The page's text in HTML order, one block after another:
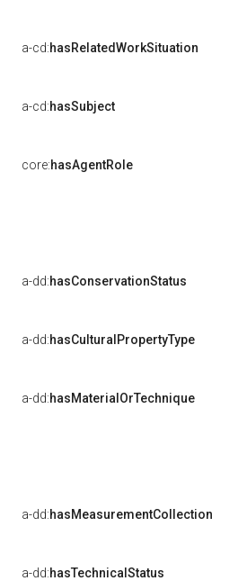
a-cd:hasRelatedWorkSituation
a-cd:hasSubject
core:hasAgentRole
a-dd:hasConservationStatus
a-dd:hasCulturalPropertyType
a-dd:hasMaterialOrTechnique
a-dd:hasMeasurementCollection
a-dd:hasTechnicalStatus